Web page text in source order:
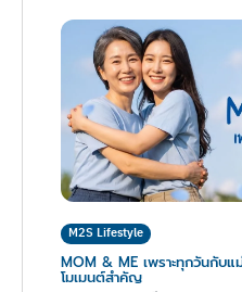
M2S Lifestyle
MOM & ME เพราะทุกวันกับ
โมเมนต์สำคัญ